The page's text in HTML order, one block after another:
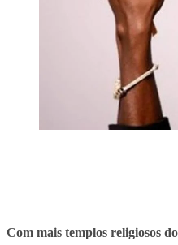
Com mais templos religiosos